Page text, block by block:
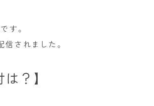
す。
信されました。
？】